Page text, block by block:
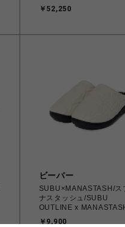
￥52,250
ビーバー
SUBU×MANASTASH/ス
ナスタッシュ/SUBU
OUTLINE x
￥9,900